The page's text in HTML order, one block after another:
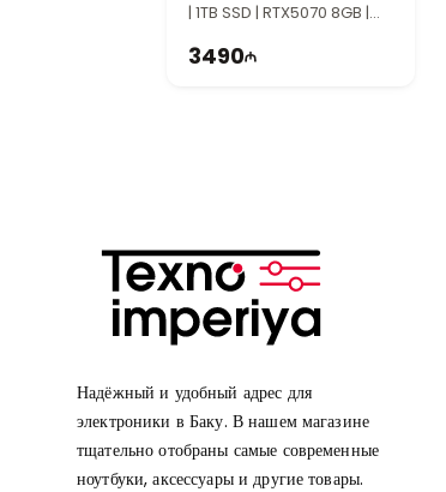
| 1TB SSD | RTX5070 8GB |
3490
Надёжный и удобный адрес для
электроники в Баку. В нашем магазине
тщательно отобраны самые современные
ноутбуки, аксессуары и другие товары.